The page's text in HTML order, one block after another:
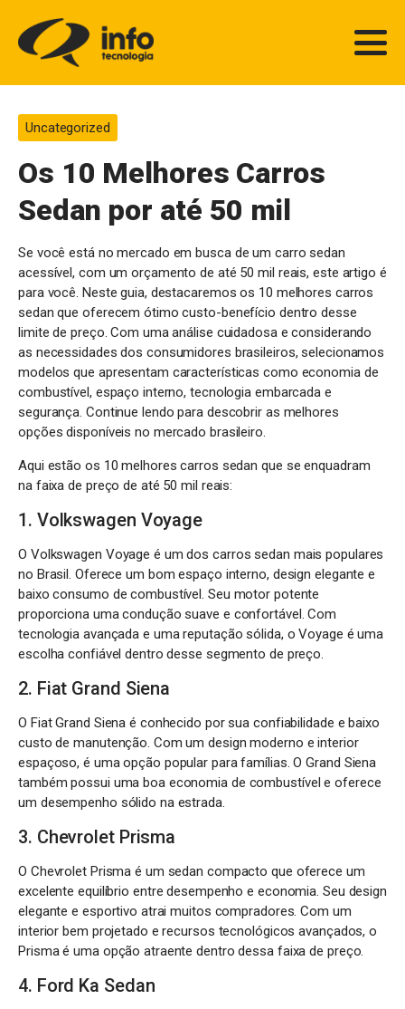
Uncategorized
Os 10 Melhores Carros
Sedan por até 50 mil
Se você está no mercado em busca de um carro sedan
acessível, com um orçamento de até 50 mil reais, este artigo é
para você. Neste guia, destacaremos os 10 melhores carros
sedan que oferecem ótimo custo-benefício dentro desse
limite de preço. Com uma análise cuidadosa e considerando
as necessidades dos consumidores brasileiros, selecionamos
modelos que apresentam características como economia de
combustível, espaço interno, tecnologia embarcada e
segurança. Continue lendo para descobrir as melhores
opções disponíveis no mercado brasileiro.
Aqui estão os 10 melhores carros sedan que se enquadram
na faixa de preço de até 50 mil reais:
1. Volkswagen Voyage
O Volkswagen Voyage é um dos carros sedan mais populares
no Brasil. Oferece um bom espaço interno, design elegante e
baixo consumo de combustível. Seu motor potente
proporciona uma condução suave e confortável. Com
tecnologia avançada e uma reputação sólida, o Voyage é uma
escolha confiável dentro desse segmento de preço.
2. Fiat Grand Siena
O Fiat Grand Siena é conhecido por sua confiabilidade e baixo
custo de manutenção. Com um design moderno e interior
espaçoso, é uma opção popular para famílias. O Grand Siena
também possui uma boa economia de combustível e oferece
um desempenho sólido na estrada.
3. Chevrolet Prisma
O Chevrolet Prisma é um sedan compacto que oferece um
excelente equilíbrio entre desempenho e economia. Seu design
elegante e esportivo atrai muitos compradores. Com um
interior bem projetado e recursos tecnológicos avançados, o
Prisma é uma opção atraente dentro dessa faixa de preço.
4. Ford Ka Sedan